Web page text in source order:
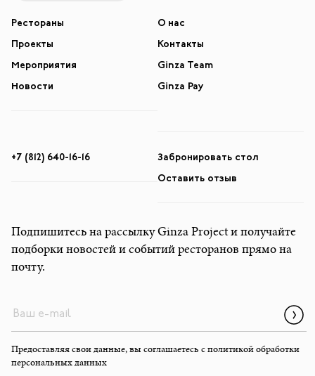
Рестораны
Проекты
Мероприятия
Новости
О нас
Контакты
Ginza Team
Ginza Pay
+7 (812) 640-16-16
Забронировать стол
Оставить отзыв
Подпишитесь на рассылку Ginza Project и получайте
подборки новостей и событий ресторанов прямо на
почту.
Предоставляя свои данные, вы соглашаетесь с политикой обработки
персональных данных